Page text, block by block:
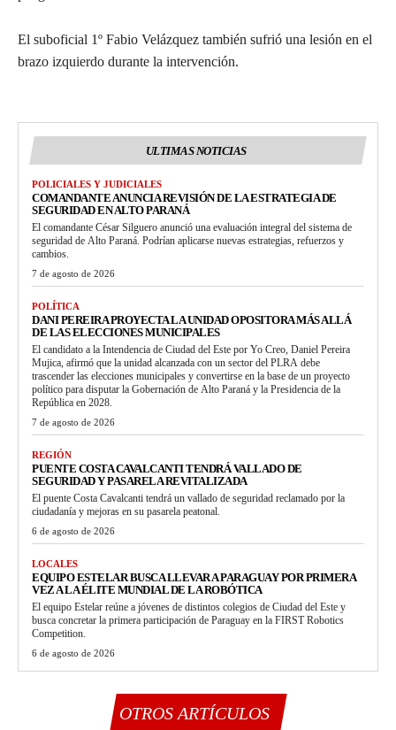
El suboficial 1º Fabio Velázquez también sufrió una lesión en el
brazo izquierdo durante la intervención.
ULTIMAS NOTICIAS
POLICIALES Y JUDICIALES
COMANDANTE ANUNCIA REVISIÓN DE LA ESTRATEGIA DE
SEGURIDAD EN ALTO PARANÁ
El comandante César Silguero anunció una evaluación integral del sistema de
seguridad de Alto Paraná. Podrían aplicarse nuevas estrategias, refuerzos y
cambios.
7 de agosto de 2026
POLÍTICA
DANI PEREIRA PROYECTA LA UNIDAD OPOSITORA MÁS ALLÁ
DE LAS ELECCIONES MUNICIPALES
El candidato a la Intendencia de Ciudad del Este por Yo Creo, Daniel Pereira
Mujica, afirmó que la unidad alcanzada con un sector del PLRA debe
trascender las elecciones municipales y convertirse en la base de un proyecto
político para disputar la Gobernación de Alto Paraná y la Presidencia de la
República en 2028.
7 de agosto de 2026
REGIÓN
PUENTE COSTA CAVALCANTI TENDRÁ VALLADO DE
SEGURIDAD Y PASARELA REVITALIZADA
El puente Costa Cavalcanti tendrá un vallado de seguridad reclamado por la
ciudadanía y mejoras en su pasarela peatonal.
6 de agosto de 2026
LOCALES
EQUIPO ESTELAR BUSCA LLEVAR A PARAGUAY POR PRIMERA
VEZ A LA ÉLITE MUNDIAL DE LA ROBÓTICA
El equipo Estelar reúne a jóvenes de distintos colegios de Ciudad del Este y
busca concretar la primera participación de Paraguay en la FIRST Robotics
Competition.
6 de agosto de 2026
OTROS ARTÍCULOS